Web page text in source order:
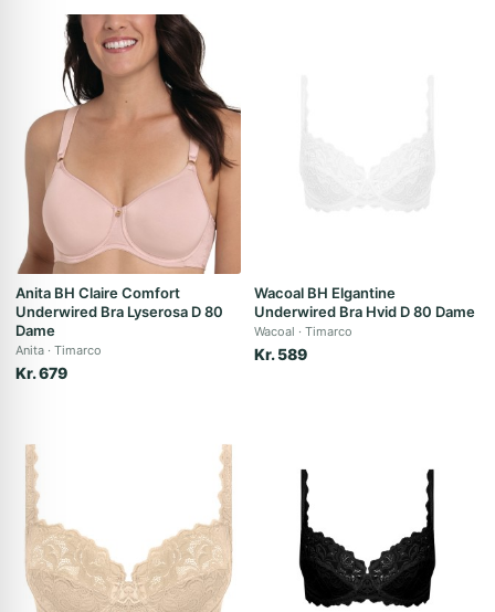
Anita BH Claire Comfort
Underwired Bra Lyserosa D 80
Dame
Anita Timarco
Kr. 679
Wacoal BH Elgantine
Underwired Bra Hvid D 80 Dame
Wacoal Timarco
Kr. 589